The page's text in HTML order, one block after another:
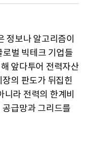
정보나 알고리즘이
로벌 빅테크 기업들
앞다투어 전력자산
의 판도가 뒤집힌
라 전력의 한계비
급망과 그리드를